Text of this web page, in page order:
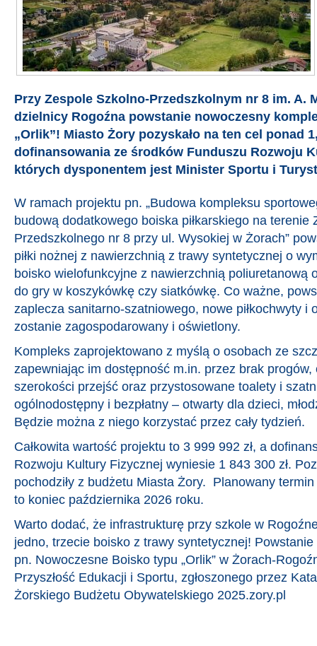
Przy Zespole Szkolno-Przedszkolnym nr 8 im. A.
dzielnicy Rogoźna powstanie nowoczesny
„Orlik”! Miasto Żory pozyskało na ten cel ponad
dofinansowania ze środków Funduszu Rozwoju
których dysponentem jest Minister Sportu i
W ramach projektu pn. „Budowa kompleksu
budową dodatkowego boiska piłkarskiego na terenie
Przedszkolnego nr 8 przy ul. Wysokiej w Żorach”
piłki nożnej z nawierzchnią z trawy syntetycznej o
boisko wielofunkcyjne z nawierzchnią poliuretanową
do gry w koszykówkę czy siatkówkę. Co ważne,
zaplecza sanitarno-szatniowego, nowe piłkochwyty i
zostanie zagospodarowany i oświetlony.
Kompleks zaprojektowano z myślą o osobach ze
zapewniając im dostępność m.in. przez brak progów,
szerokości przejść oraz przystosowane toalety i
ogólnodostępny i bezpłatny – otwarty dla dzieci,
Będzie można z niego korzystać przez cały tydzień.
Całkowita wartość projektu to 3 999 992 zł, a
Rozwoju Kultury Fizycznej wyniesie 1 843 300 zł.
pochodziły z budżetu Miasta Żory. Planowany
to koniec października 2026 roku.
Warto dodać, że infrastrukturę przy szkole w
jedno, trzecie boisko z trawy syntetycznej!
pn. Nowoczesne Boisko typu „Orlik” w Żorach-
Przyszłość Edukacji i Sportu, zgłoszonego przez
Żorskiego Budżetu Obywatelskiego 2025.zory.pl